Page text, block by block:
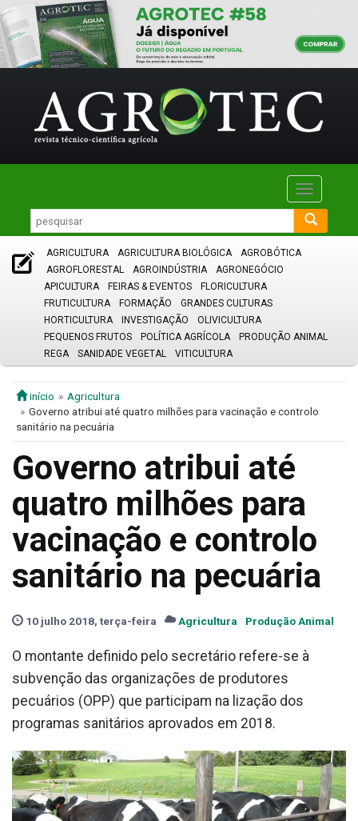
Toggle
AGRICULTURA AGRICULTURA BIOLÓGICA
AGROBÓTICA
AGROFLORESTAL
AGROINDÚSTRIA
AGRONEGÓCIO
APICULTURA
FEIRAS & EVENTOS
FLORICULTURA
FRUTICULTURA
FORMAÇÃO
GRANDES CULTURAS
HORTICULTURA
INVESTIGAÇÃO
OLIVICULTURA
PEQUENOS FRUTOS
POLÍTICA AGRÍCOLA
PRODUÇÃO ANIMAL
REGA
SANIDADE VEGETAL VITICULTURA
início
Agricultura
Governo atribui até quatro milhões para vacinação e controlo
sanitário na pecuária
Governo atribui até
quatro milhões para
vacinação e controlo
sanitário na pecuária
10 julho 2018, terça-feira Agricultura Produção Animal
O montante definido pelo secretário refere-se à
subvenção das organizações de produtores
pecuários (OPP) que participam na lização dos
programas sanitários aprovados em 2018.